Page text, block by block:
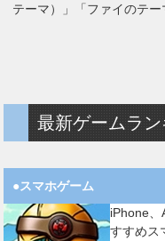
テーマ）」「ファイのテー
最新ゲームラ
●スマホゲーム
iPhone、
すすめス